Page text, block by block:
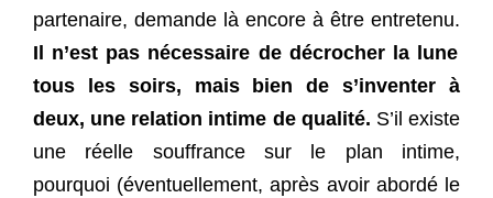
partenaire, demande là encore à être entretenu.
Il n’est pas nécessaire de décrocher la lune
tous les soirs, mais bien de s’inventer à
deux, une relation intime de qualité. S’il existe
une réelle souffrance sur le plan intime,
pourquoi (éventuellement, après avoir abordé le